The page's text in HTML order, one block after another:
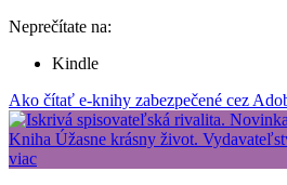
Neprečítate na:
Kindle
Ako čítať e-knihy zabezpečené cez